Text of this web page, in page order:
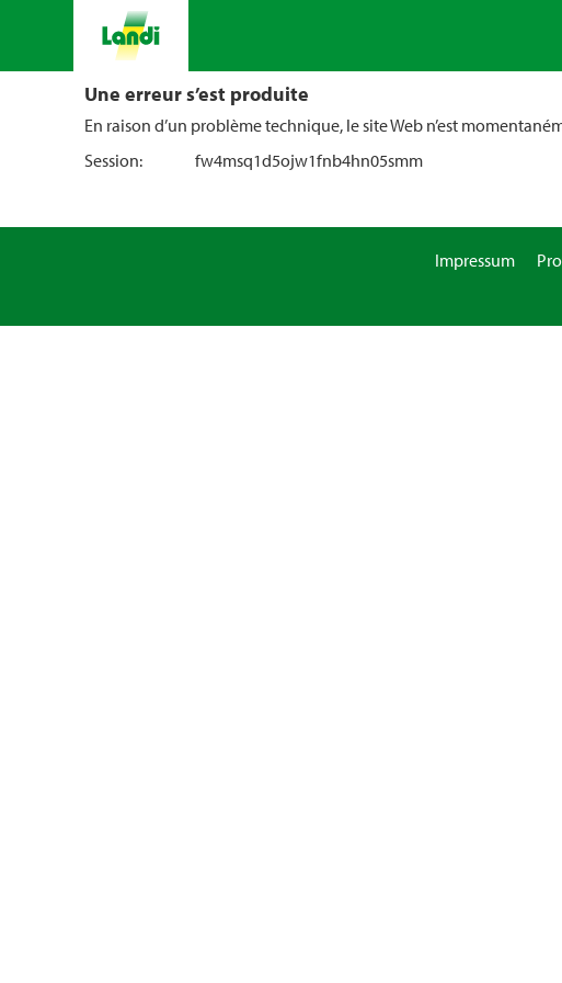
Une erreur s’est produite
En raison d’un problème technique, le site Web n’est
Session:
fw4msq1d5ojw1fnb4hn05smm
Impressum